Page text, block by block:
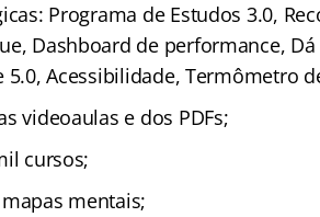
Programa de Estudos 3.0,
Dashboard de performance,
Acessibilidade, Termômetro
videoaulas e dos PDFs;
cursos;
mentais;